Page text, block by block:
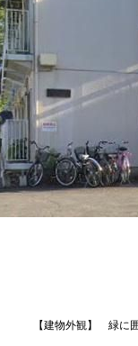
【建物外観】 緑に